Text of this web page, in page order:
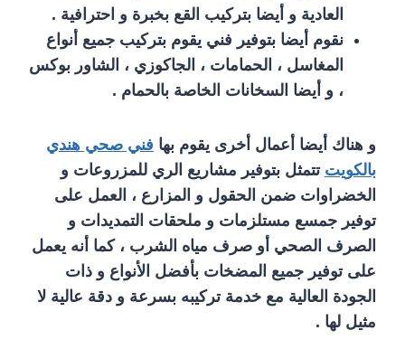
العادية و أيضا بتركيب القع بخبرة و احترافية .
نقوم أيضا بتوفير فني يقوم بتركيب جميع أنواع
المغاسل ، الحمامات ، الجاكوزي ، الشاور بوكس
، و أيضا السخانات الخاصة بالحمام .
و هناك أيضا أعمال أخرى يقوم بها فني صحي هندي
بالكويت تتمثل بتوفير مشاريع الري للمزروعات و
الخضراوات ضمن الحقول و المزارع ، العمل على
توفير جمسع مستلزمات و ملحقات التمديدات و
الصرف الصحي أو صرف مياه الشرب ، كما أنه يعمل
على توفير جميع المضخات بأفضل الأنواع و ذات
الجودة العالية مع خدمة تركيبه بسرعة و دقة عالية لا
مثيل لها .